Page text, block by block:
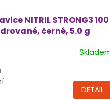
NITRIL STRONG3 100
černé, 5.0 g
DETAIL